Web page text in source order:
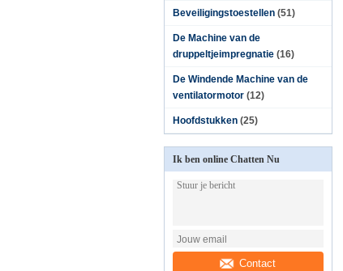
Beveiligingstoestellen (51)
De Machine van de
druppeltjeimpregnatie (16)
De Windende Machine van de
ventilatormotor (12)
Hoofdstukken (25)
Ik ben online Chatten Nu
Contact